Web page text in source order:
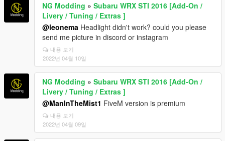
NG Modding » Subaru WRX STI 2016 [Add-On /
Livery / Tuning / Extras ]
@leonema Headlight didn't work? could you please
send me picture in discord or instagram
내용 보기
2022년 04월 10일
NG Modding » Subaru WRX STI 2016 [Add-On /
Livery / Tuning / Extras ]
@ManInTheMist1 FiveM version is premium
내용 보기
2022년 04월 09일